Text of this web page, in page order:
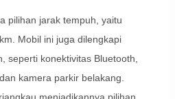
pilihan jarak tempuh, yaitu
Mobil ini juga dilengkapi
seperti konektivitas Bluetooth,
kamera parkir belakang.